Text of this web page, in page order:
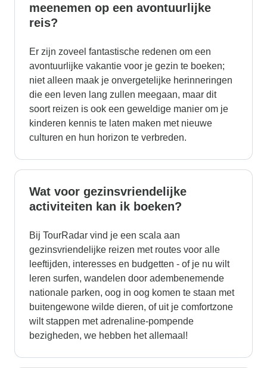
meenemen op een avontuurlijke
reis?
Er zijn zoveel fantastische redenen om een
avontuurlijke vakantie voor je gezin te boeken;
niet alleen maak je onvergetelijke herinneringen
die een leven lang zullen meegaan, maar dit
soort reizen is ook een geweldige manier om je
kinderen kennis te laten maken met nieuwe
culturen en hun horizon te verbreden.
Wat voor gezinsvriendelijke
activiteiten kan ik boeken?
Bij TourRadar vind je een scala aan
gezinsvriendelijke reizen met routes voor alle
leeftijden, interesses en budgetten - of je nu wilt
leren surfen, wandelen door adembenemende
nationale parken, oog in oog komen te staan met
buitengewone wilde dieren, of uit je comfortzone
wilt stappen met adrenaline-pompende
bezigheden, we hebben het allemaal!